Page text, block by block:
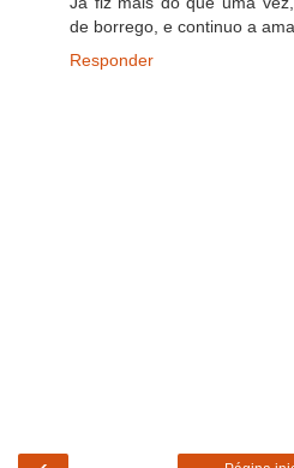
de borrego, e continuo a
Responder